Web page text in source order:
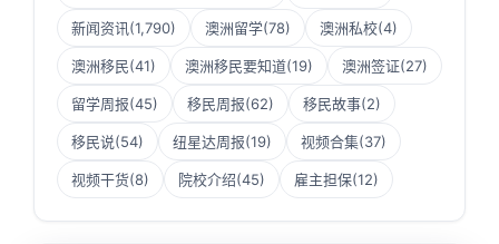
新闻资讯(1,790) 澳洲留学(78) 澳洲私校(4)
澳洲移民(41) 澳洲移民要知道(19) 澳洲签证(27)
留学周报(45) 移民周报(62) 移民故事(2)
移民说(54) 纽星达周报(19) 视频合集(37)
视频干货(8) 院校介绍(45) 雇主担保(12)